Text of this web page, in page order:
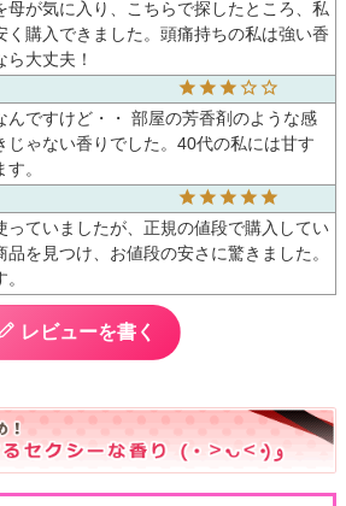
母が気に入り、こちらで探したところ、私
く購入できました。頭痛持ちの私は強い香
大丈夫！
んですけど・・ 部屋の芳香剤のような感
じゃない香りでした。40代の私には甘す
。
っていましたが、正規の値段で購入してい
品を見つけ、お値段の安さに驚きました。
レビューを書く